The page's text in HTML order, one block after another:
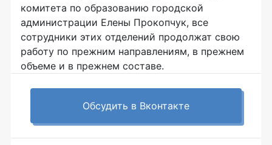
комитета по образованию городской
администрации Елены Прокопчук, все
сотрудники этих отделений продолжат свою
работу по прежним направлениям, в прежнем
объеме и в прежнем составе.
Обсудить в Вконтакте